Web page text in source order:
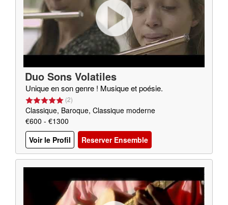
Duo Sons Volatiles
Unique en son genre ! Musique et poésie.
(2)
Classique, Baroque, Classique moderne
€600 - €1300
Voir le Profil
Reserver Ensemble